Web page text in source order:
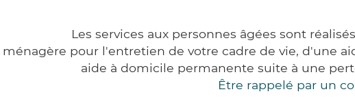
Les services aux personnes âgées sont
ménagère pour l'entretien de votre cadre de vie, d'une
aide à domicile permanente suite à une
Être rappelé par un